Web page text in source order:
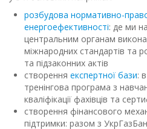
розбудова нормативно-
енергоефективності: де ми
центральним органам
міжнародних стандартів та
та підзаконних актів
створення експертної бази:
тренінгова програма з
кваліфікації фахівців та
створення фінансового
підтримки: разом з